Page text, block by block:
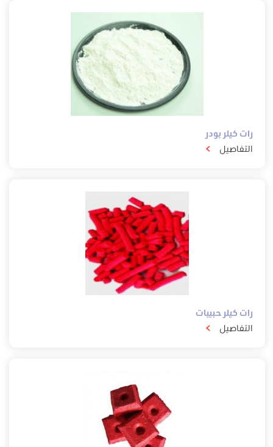
رات كيلر بودر
التفاصيل
رات كيلر حبيبات
التفاصيل